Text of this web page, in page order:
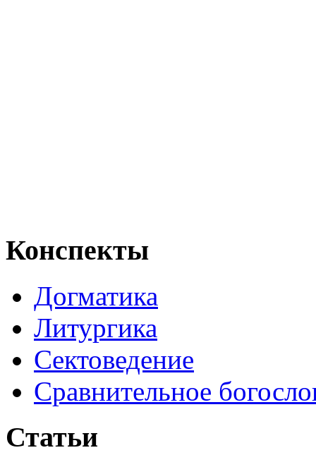
Конспекты
Догматика
Литургика
Сектоведение
Сравнительное
Статьи